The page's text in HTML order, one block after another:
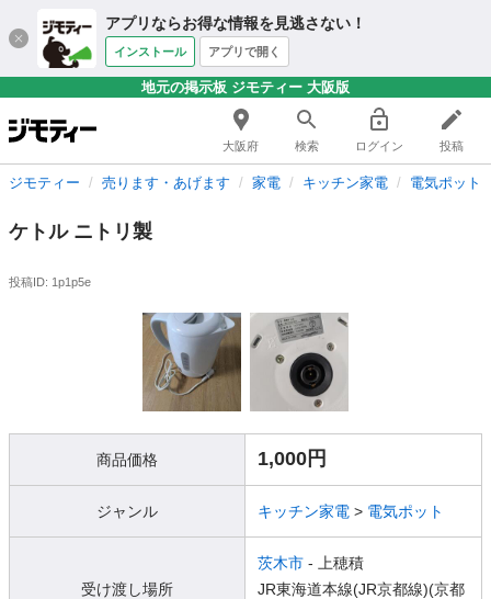
アプリならお得な情報を見逃さない！
インストール アプリで開く
地元の掲示板 ジモティー 大阪版
大阪府 検索 ログイン 投稿
ジモティー 売ります・あげます 家電 キッチン家電 電気ポット
ケトル ニトリ製
投稿ID: 1p1p5e
商品価格 1,000円
ジャンル キッチン家電 > 電気ポット
受け渡し場所
茨木市 - 上穂積
JR東海道本線(JR京都線)(京都